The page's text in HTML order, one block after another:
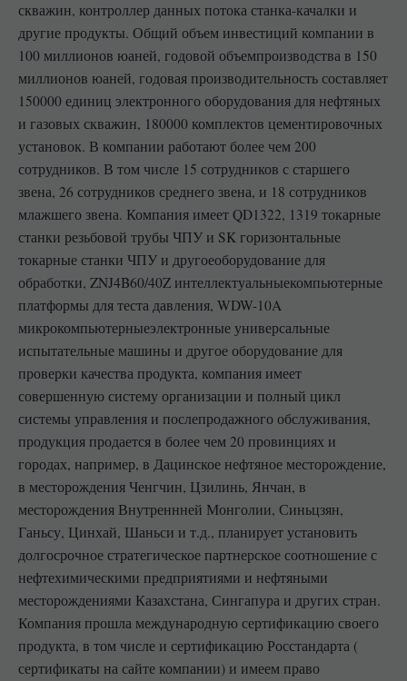
скважин, контроллер данных потока станка-качалки и
другие продукты. Общий объем инвестиций компании в
100 миллионов юаней, годовой объемпроизводства в 150
миллионов юаней, годовая производительность составляет
150000 единиц электронного оборудования для нефтяных
и газовых скважин, 180000 комплектов цементировочных
установок. В компании работают более чем 200
сотрудников. В том числе 15 сотрудников с старшего
звена, 26 сотрудников среднего звена, и 18 сотрудников
млажшего звена. Компания имеет QD1322, 1319 токарные
станки резьбовой трубы ЧПУ и SK горизонтальные
токарные станки ЧПУ и другоеоборудование для
обработки, ZNJ4B60/40Z интеллектуальныекомпьютерные
платформы для теста давления, WDW-10A
микрокомпьютерныеэлектронные универсальные
испытательные машины и другое оборудование для
проверки качества продукта, компания имеет
совершенную систему организации и полный цикл
системы управления и послепродажного обслуживания,
продукция продается в более чем 20 провинциях и
городах, например, в Дацинское нефтяное месторождение,
в месторождения Ченгчин, Цзилинь, Янчан, в
месторождения Внутреннней Монголии, Синьцзян,
Ганьсу, Цинхай, Шаньси и т.д., планирует установить
долгосрочное стратегическое партнерское соотношение с
нефтехимическими предприятиями и нефтяными
месторождениями Казахстана, Сингапура и других стран.
Компания прошла международную сертификацию своего
продукта, в том числе и сертификацию Росстандарта (
сертификаты на сайте компании) и имеем право